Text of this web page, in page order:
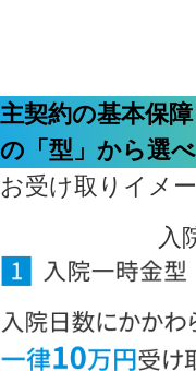
主契約の基本保
の「型」から選べ
お受け取りイメ
入